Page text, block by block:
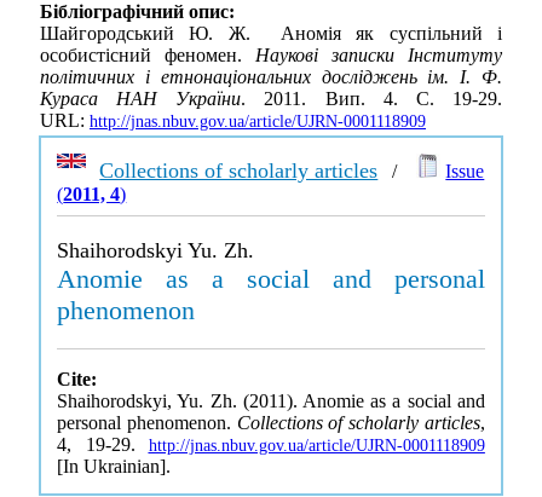
Бібліографічний опис:
Шайгородський Ю. Ж. Аномія як суспільний і
особистісний феномен. Наукові записки Інституту
політичних і етнонаціональних досліджень ім. І. Ф.
Кураса НАН України. 2011. Вип. 4. С. 19-29.
URL: http://jnas.nbuv.gov.ua/article/UJRN-0001118909
Collections of scholarly articles /
Issue
(2011, 4)
Shaihorodskyi Yu. Zh.
Anomie as a social and personal
phenomenon
Cite:
Shaihorodskyi, Yu. Zh. (2011). Anomie as a social and
personal phenomenon. Collections of scholarly articles,
4, 19-29. http://jnas.nbuv.gov.ua/article/UJRN-0001118909
[In Ukrainian].